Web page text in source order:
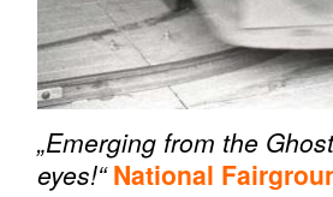
„Emerging from the
eyes!“ National